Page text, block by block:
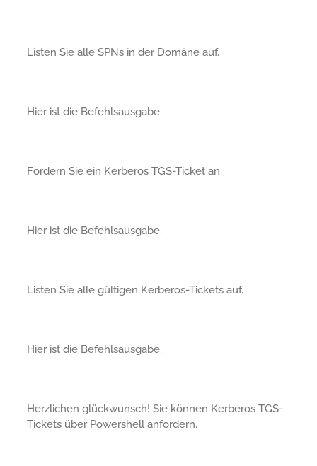
Listen Sie alle SPNs in der Domäne auf.
Hier ist die Befehlsausgabe.
Fordern Sie ein Kerberos TGS-Ticket an.
Hier ist die Befehlsausgabe.
Listen Sie alle gültigen Kerberos-Tickets auf.
Hier ist die Befehlsausgabe.
Herzlichen glückwunsch! Sie können Kerberos TGS-
Tickets über Powershell anfordern.